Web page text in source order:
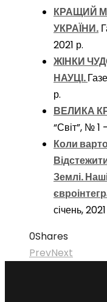
КРАЩИЙ
УКРАЇНИ.
2021 р.
ЖІНКИ
НАУЦІ.
р.
ВЕЛИКА
“Світ”, № 1
Коли
Землі.
січень,
0Shares
PrevNext